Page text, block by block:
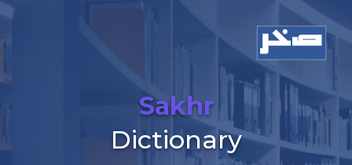
Sakhr
Dictionary